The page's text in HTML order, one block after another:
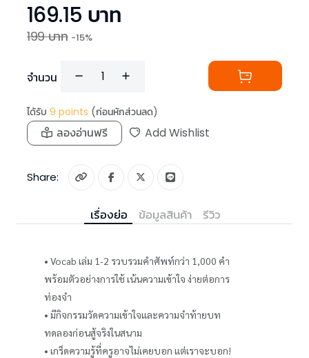
169.15 บาท
199บาท -15%
จำนวน
ได้รับ 9 points (ก่อนหักส่วนลด)
ลองอ่านฟรี Add Wishlist
Share:
เรื่องย่อ ข้อมูลสินค้า รีวิว
• Vocab เล่ม 1-2 รวบรวมคำศัพท์กว่า 1,000 คำ
พร้อมตัวอย่างการใช้ เน้นความเข้าใจ ง่ายต่อการ
ท่องจำ
• มีกิจกรรมวัดความเข้าใจและความจำท้ายบท
ทดลองก่อนสู้จริงในสนาม
• เกร็ดความรู้ที่ครูอาจไม่เคยบอก แต่เราจะบอก!